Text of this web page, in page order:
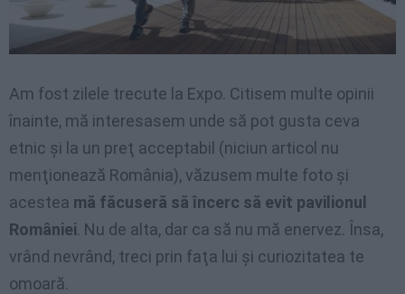
Am fost zilele trecute la Expo. Citisem multe opinii
înainte, mă interesasem unde să pot gusta ceva
etnic şi la un preţ acceptabil (niciun articol nu
menţionează România), văzusem multe foto şi
acestea mă făcuseră să încerc să evit pavilionul
României. Nu de alta, dar ca să nu mă enervez. Însa,
vrând nevrând, treci prin faţa lui şi curiozitatea te
omoară.